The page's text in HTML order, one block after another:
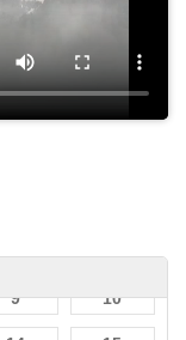
4 5
9 10